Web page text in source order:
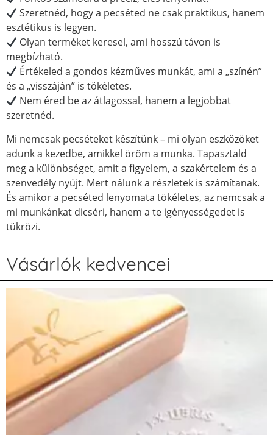
Szeretnéd, hogy a pecséted ne csak praktikus, hanem
esztétikus is legyen.
Olyan terméket keresel, ami hosszú távon is
megbízható.
Értékeled a gondos kézműves munkát, ami a „színén”
és a „visszáján” is tökéletes.
Nem éred be az átlagossal, hanem a legjobbat
szeretnéd.
Mi nemcsak pecséteket készítünk – mi olyan eszközöket
adunk a kezedbe, amikkel öröm a munka. Tapasztald
meg a különbséget, amit a figyelem, a szakértelem és a
szenvedély nyújt. Mert nálunk a részletek is számítanak.
És amikor a pecséted lenyomata tökéletes, az nemcsak a
mi munkánkat dicséri, hanem a te igényességedet is
tükrözi.
Vásárlók kedvencei